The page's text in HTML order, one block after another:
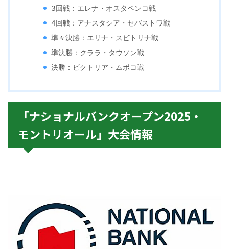
3回戦：エレナ・オスタペンコ戦
4回戦：アナスタシア・セバストワ戦
準々決勝：エリナ・スビトリナ戦
準決勝：クララ・タウソン戦
決勝：ビクトリア・ムボコ戦
「ナショナルバンクオープン2025・
モントリオール」大会情報